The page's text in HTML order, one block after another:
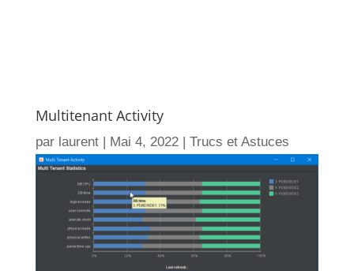
Multitenant Activity
par laurent| Mai 4, 2022| Trucs et Astuces